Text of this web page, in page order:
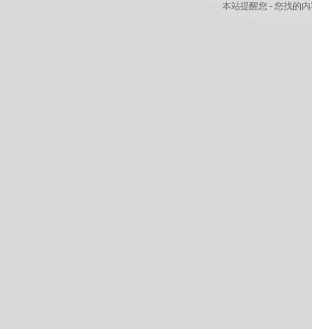
本站提醒您 - 您找的